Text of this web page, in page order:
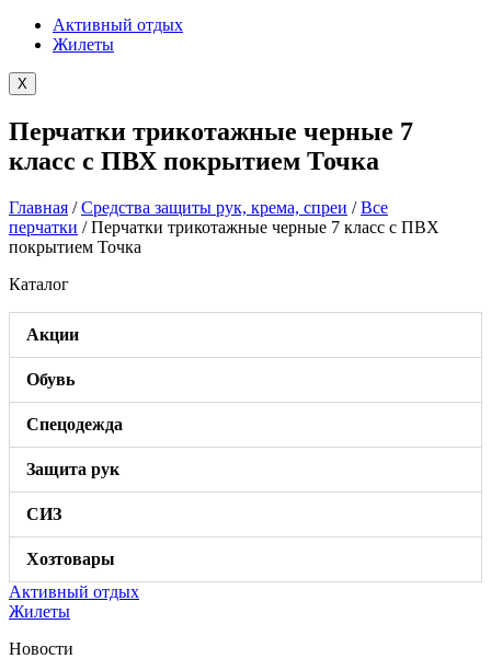
Активный отдых
Жилеты
X
Перчатки трикотажные черные 7
класс с ПВХ покрытием Точка
Главная /Средства защиты рук, крема, спреи /Все
перчатки / Перчатки трикотажные черные 7 класс с ПВХ
покрытием Точка
Каталог
Акции
Обувь
Спецодежда
Защита рук
СИЗ
Хозтовары
Активный отдых
Жилеты
Новости